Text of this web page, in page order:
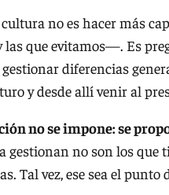
no es hacer más
que evitamos—. Es
diferencias
y desde allí venir al
no se impone: se
gestionan no son los que
Tal vez, ese sea el